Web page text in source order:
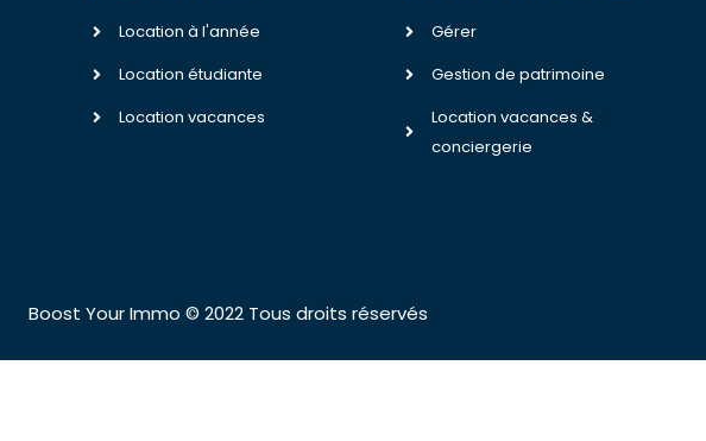
Location à l'année
Location étudiante
Location vacances
Gérer
Gestion de patrimoine
Location vacances &
conciergerie
Boost Your Immo © 2022 Tous droits réservés